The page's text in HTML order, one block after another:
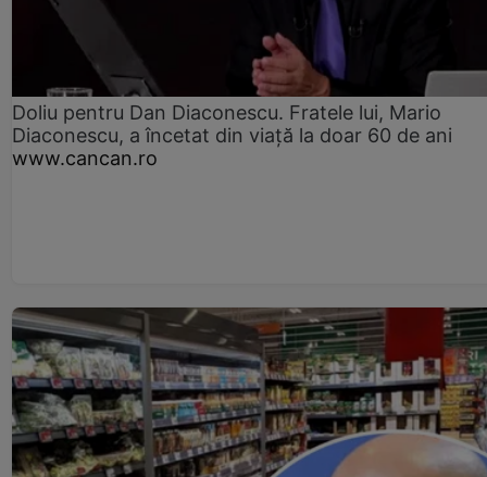
Doliu pentru Dan Diaconescu. Fratele lui, Mario
Diaconescu, a încetat din viață la doar 60 de ani
www.cancan.ro